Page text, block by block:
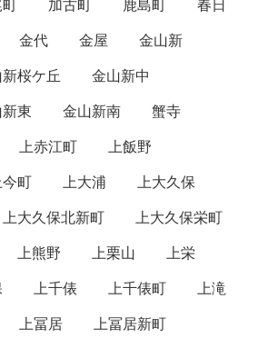
加古町 鹿島町
春日
金代 金屋
金山新
桜ケ丘
金山新中
東 金山新南
蟹寺
上赤江町
上飯野
町 上大浦
上大久保
上大久保北新町
上大久保栄町
上熊野 上栗山
上栄
上千俵 上千俵町
上滝
上冨居
上冨居新町